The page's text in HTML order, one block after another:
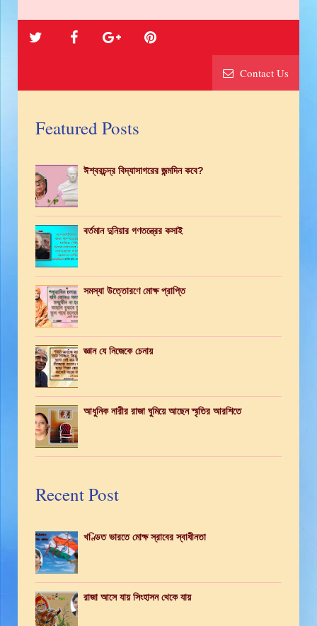
Contact Us
Featured Posts
ঈশ্বরচন্দ্র বিদ্যাসাগরের জন্মদিন কবে?
বর্তমান দুনিয়ার গণতন্ত্রের কসাই
সমস্যা উত্তোরণে মোক্ষ প্রাপ্তি
জ্ঞান যে নিজেকে চেনায়
আধুনিক নারীর রাজা ঘুমিয়ে আছেন স্মৃতির আরশিতে
Recent Post
খণ্ডিত ভারতে মোক্ষ স্রাবের স্বাধীনতা
রাজা আসে যায় সিংহাসন থেকে যায়